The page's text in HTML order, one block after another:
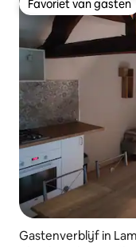
Favoriet van gasten
Favoriet van gasten
Gastenverblijf in